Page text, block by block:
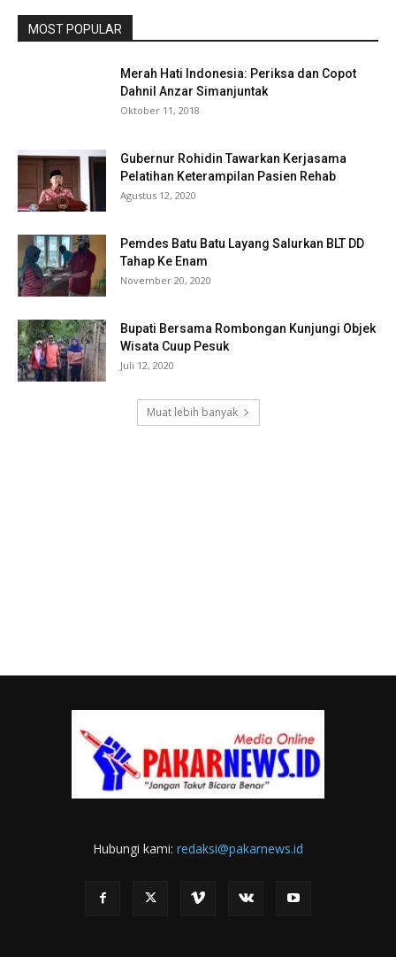
MOST POPULAR
Merah Hati Indonesia: Periksa dan Copot
Dahnil Anzar Simanjuntak
Oktober 11, 2018
Gubernur Rohidin Tawarkan Kerjasama
Pelatihan Keterampilan Pasien Rehab
Agustus 12, 2020
Pemdes Batu Batu Layang Salurkan BLT DD
Tahap Ke Enam
November 20, 2020
Bupati Bersama Rombongan Kunjungi Objek
Wisata Cuup Pesuk
Juli 12, 2020
Muat lebih banyak
Hubungi kami: redaksi@pakarnews.id